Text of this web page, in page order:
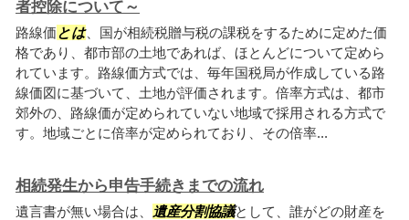
者控除について～
路線価 とは、国が相続税贈与税の課税をするために定めた価
格であり、都市部の土地であれば、ほとんどについて定めら
れています。路線価方式では、毎年国税局が作成している路
線価図に基づいて、土地が評価されます。倍率方式は、都市
郊外の、路線価が定められていない地域で採用される方式で
す。地域ごとに倍率が定められており、その倍率...
相続発生から申告手続きまでの流れ
遺言書が無い場合は、 遺産分割協議として、誰がどの財産を